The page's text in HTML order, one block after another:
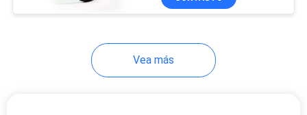
Vea más